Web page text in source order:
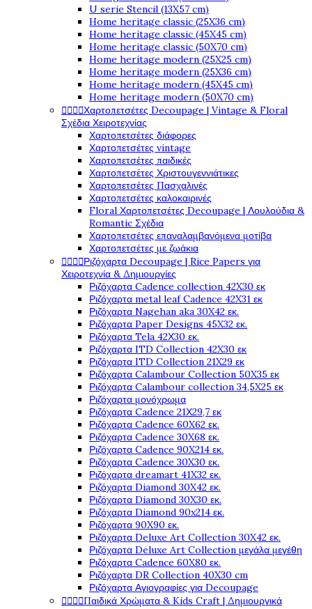
U serie Stencil (13X57 cm)
Home heritage classic (25X36 cm)
Home heritage classic (45X45 cm)
Home heritage classic (50X70 cm)
Home heritage modern (25X25 cm)
Home heritage modern (25X36 cm)
Home heritage modern (45X45 cm)
Home heritage modern (50X70 cm)
Χαρτοπετσέτες Decoupage | Vintage & Floral
Σχέδια Χειροτεχνίας
Χαρτοπετσέτες διάφορες
Χαρτοπετσέτες vintage
Χαρτοπετσέτες παιδικές
Χαρτοπετσέτες Χριστουγεννιάτικες
Χαρτοπετσέτες Πασχαλινές
Χαρτοπετσέτες καλοκαιρινές
Floral Χαρτοπετσέτες Decoupage | Λουλούδια &
Romantic Σχέδια
Χαρτοπετσέτες επαναλαμβανόμενα μοτίβα
Χαρτοπετσέτες με ζωάκια
Ριζόχαρτα Decoupage | Rice Papers για
Χειροτεχνία & Δημιουργίες
Ριζόχαρτα Cadence collection 42X30 εκ
Ριζόχαρτα metal leaf Cadence 42X31 εκ
Ριζόχαρτα Nagehan aka 30X42 εκ.
Ριζόχαρτα Paper Designs 45X32 εκ.
Ριζόχαρτα Tela 42Χ30 εκ.
Ριζόχαρτα ITD Collection 42X30 εκ
Ριζόχαρτα ITD Collection 21X29 εκ
Ριζόχαρτα Calambour Collection 50X35 εκ
Ριζόχαρτα Calambour collection 34,5X25 εκ
Ριζόχαρτα μονόχρωμα
Ριζόχαρτα Cadence 21Χ29,7 εκ
Ριζόχαρτα Cadence 60X62 εκ.
Ριζόχαρτα Cadence 30X68 εκ.
Ριζόχαρτα Cadence 90X214 εκ.
Ριζόχαρτα Cadence 30X30 εκ.
Ριζόχαρτα dreamart 41X32 εκ.
Ριζόχαρτα Diamond 30X42 εκ.
Ριζόχαρτα Diamond 30X30 εκ.
Ριζόχαρτα Diamond 90x214 εκ.
Ριζόχαρτα 90X90 εκ.
Ριζόχαρτα Deluxe Art Collection 30X42 εκ.
Ριζόχαρτα Deluxe Art Collection μεγάλα μεγέθη
Ριζόχαρτα Cadence 60X80 εκ.
Ριζόχαρτα DR Collection 40X30 cm
Ριζόχαρτα Αγιογραφίες για Decoupage
Παιδικά Χρώματα & Kids Craft | Δημιουργικά